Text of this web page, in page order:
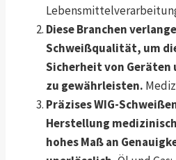
Diese Branchen
Schweißqualität, um
Sicherheit von Geräten
zu gewährleisten.
Präzises WIG-
Herstellung
hohes Maß an